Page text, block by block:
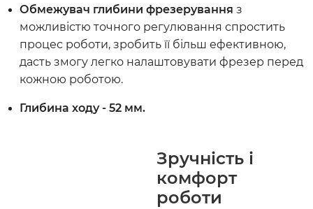
Обмежувач глибини фрезерування з
можливістю точного регулювання спростить
процес роботи, зробить її більш ефективною,
дасть змогу легко налаштовувати фрезер перед
кожною роботою.
Глибина ходу - 52 мм.
Зручність і
комфорт
роботи